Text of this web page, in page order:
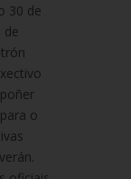
30 de
de
o